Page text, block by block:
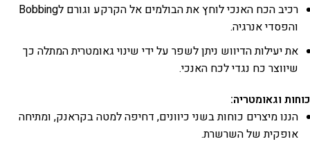
רכיב הכח האנכי לוחץ את הבולמים אל הקרקע וגורם לBobbing
והפסדי אנרגיה.
את יעילות הדיווש ניתן לשפר על ידי שינוי גאומטרית המתלה כך
שיווצר כח נגדי לכח האנכי.
כוחות וגאומטריה:
הננו מיצרים כוחות בשני כיוונים, דחיפה למטה בקראנק, ומתיחה
אופקית של השרשרת.